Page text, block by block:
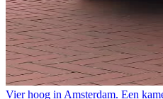
Vier hoog in Amsterdam. Een